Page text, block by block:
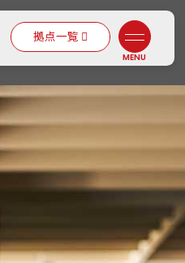
拠点一覧